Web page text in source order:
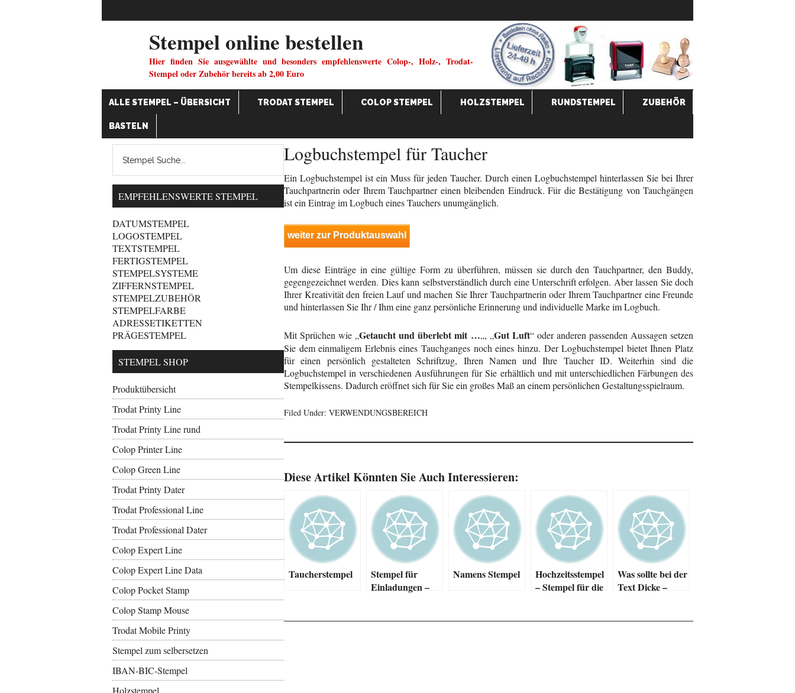
Stempel online bestellen
Hier finden Sie ausgewählte und besonders empfehlenswerte Colop-, Holz-, Trodat-
Stempel oder Zubehör bereits ab 2,00 Euro
ALLE STEMPEL – ÜBERSICHT TRODAT STEMPEL COLOP STEMPEL HOLZSTEMPEL RUNDSTEMPEL ZUBEHÖR
BASTELN
Logbuchstempel für Taucher
Ein Logbuchstempel ist ein Muss für jeden Taucher. Durch einen Logbuchstempel hinterlassen Sie bei Ihrer
Tauchpartnerin oder Ihrem Tauchpartner einen bleibenden Eindruck. Für die Bestätigung von Tauchgängen
ist ein Eintrag im Logbuch eines Tauchers unumgänglich.
weiter zur Produktauswahl
Um diese Einträge in eine gültige Form zu überführen, müssen sie durch den Tauchpartner, den Buddy,
gegengezeichnet werden. Dies kann selbstverständlich durch eine Unterschrift erfolgen. Aber lassen Sie doch
Ihrer Kreativität den freien Lauf und machen Sie Ihrer Tauchpartnerin oder Ihrem Tauchpartner eine Freunde
und hinterlassen Sie Ihr / Ihm eine ganz persönliche Erinnerung und individuelle Marke im Logbuch.
Mit Sprüchen wie „Getaucht und überlebt mit …„, „Gut Luft“ oder anderen passenden Aussagen setzen
Sie dem einmaligem Erlebnis eines Tauchganges noch eines hinzu. Der Logbuchstempel bietet Ihnen Platz
für einen persönlich gestalteten Schriftzug, Ihren Namen und Ihre Taucher ID. Weiterhin sind die
Logbuchstempel in verschiedenen Ausführungen für Sie erhältlich und mit unterschiedlichen Färbungen des
Stempelkissens. Dadurch eröffnet sich für Sie ein großes Maß an einem persönlichen Gestaltungsspielraum.
Filed Under: VERWENDUNGSBEREICH
Diese Artikel Könnten Sie Auch Interessieren:
Taucherstempel
Stempel für
Einladungen –
Namens Stempel
Hochzeitsstempel
– Stempel für die
Was sollte bei der
Text Dicke –
EMPFEHLENSWERTE STEMPEL
DATUMSTEMPEL
LOGOSTEMPEL
TEXTSTEMPEL
FERTIGSTEMPEL
STEMPELSYSTEME
ZIFFERNSTEMPEL
STEMPELZUBEHÖR
STEMPELFARBE
ADRESSETIKETTEN
PRÄGESTEMPEL
STEMPEL SHOP
Produktübersicht
Trodat Printy Line
Trodat Printy Line rund
Colop Printer Line
Colop Green Line
Trodat Printy Dater
Trodat Professional Line
Trodat Professional Dater
Colop Expert Line
Colop Expert Line Data
Colop Pocket Stamp
Colop Stamp Mouse
Trodat Mobile Printy
Stempel zum selbersetzen
IBAN-BIC-Stempel
Holzstempel